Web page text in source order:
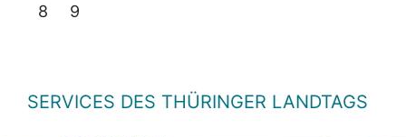
8 9
SERVICES DES THÜRINGER LANDTAGS